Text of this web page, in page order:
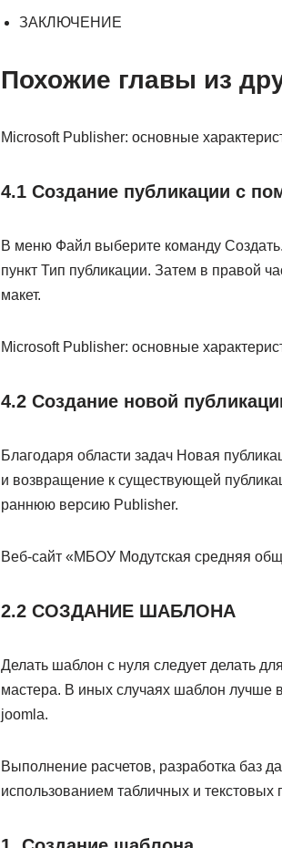
ЗАКЛЮЧЕНИЕ
Похожие главы из
Microsoft Publisher: основные
4.1 Создание публикации с
В меню Файл выберите команду
пункт Тип публикации. Затем в правой
макет.
Microsoft Publisher: основные
4.2 Создание новой
Благодаря области задач Новая
и возвращение к существующей
раннюю версию Publisher.
Веб-сайт «МБОУ Модутская средняя
2.2 СОЗДАНИЕ ШАБЛОНА
Делать шаблон с нуля следует делать
мастера. В иных случаях шаблон лучше
joomla.
Выполнение расчетов, разработка баз
использованием табличных и текстовых